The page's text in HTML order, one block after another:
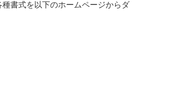
書式を以下のホームページからダ